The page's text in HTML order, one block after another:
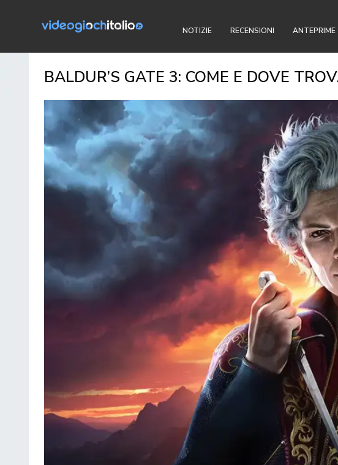
NOTIZIE RECENSIONI ANTEPRIME
BALDUR’S GATE 3: COME E DOVE